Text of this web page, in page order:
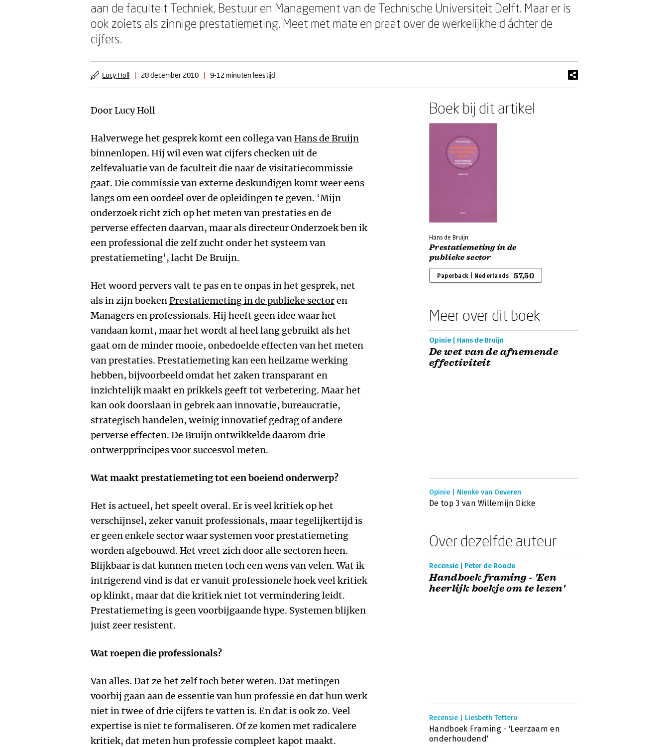
aan de faculteit Techniek, Bestuur en Management van de Technische Universiteit Delft. Maar er is
ook zoiets als zinnige prestatiemeting. Meet met mate en praat over de werkelijkheid áchter de
cijfers.
Lucy Holl | 28 december 2010 | 9-12 minuten leestijd
Door Lucy Holl
Halverwege het gesprek komt een collega vanHans de Bruijn
binnenlopen. Hij wil even wat cijfers checken uit de
zelfevaluatie van de faculteit die naar de visitatiecommissie
gaat. Die commissie van externe deskundigen komt weer eens
langs om een oordeel over de opleidingen te geven. ‘Mijn
onderzoek richt zich op het meten van prestaties en de
perverse effecten daarvan, maar als directeur Onderzoek ben ik
een professional die zelf zucht onder het systeem van
prestatiemeting’, lacht De Bruijn.
Het woord pervers valt te pas en te onpas in het gesprek, net
als in zijn boekenPrestatiemeting in de publieke sectoren
Managers en professionals. Hij heeft geen idee waar het
vandaan komt, maar het wordt al heel lang gebruikt als het
gaat om de minder mooie, onbedoelde effecten van het meten
van prestaties. Prestatiemeting kan een heilzame werking
hebben, bijvoorbeeld omdat het zaken transparant en
inzichtelijk maakt en prikkels geeft tot verbetering. Maar het
kan ook doorslaan in gebrek aan innovatie, bureaucratie,
strategisch handelen, weinig innovatief gedrag of andere
perverse effecten. De Bruijn ontwikkelde daarom drie
ontwerpprincipes voor succesvol meten.
Wat maakt prestatiemeting tot een boeiend onderwerp?
Het is actueel, het speelt overal. Er is veel kritiek op het
verschijnsel, zeker vanuit professionals, maar tegelijkertijd is
er geen enkele sector waar systemen voor prestatiemeting
worden afgebouwd. Het vreet zich door alle sectoren heen.
Blijkbaar is dat kunnen meten toch een wens van velen. Wat ik
intrigerend vind is dat er vanuit professionele hoek veel kritiek
op klinkt, maar dat die kritiek niet tot vermindering leidt.
Prestatiemeting is geen voorbijgaande hype. Systemen blijken
juist zeer resistent.
Wat roepen die professionals?
Van alles. Dat ze het zelf toch beter weten. Dat metingen
voorbij gaan aan de essentie van hun professie en dat hun werk
niet in twee of drie cijfers te vatten is. En dat is ook zo. Veel
expertise is niet te formaliseren. Of ze komen met radicalere
kritiek, dat meten hun professie compleet kapot maakt.
Boek bij dit artikel
Hans de Bruijn
Prestatiemeting in de
publieke sector
Paperback | Nederlands 57,50
Meer over dit boek
Opinie | Hans de Bruijn
De wet van de afnemende
effectiviteit
Opinie | Nienke van Oeveren
De top 3 van Willemijn Dicke
Over dezelfde auteur
Recensie | Peter de Roode
Handboek framing - 'Een
heerlijk boekje om te lezen'
Recensie | Liesbeth Tettero
Handboek Framing - 'Leerzaam en
onderhoudend'